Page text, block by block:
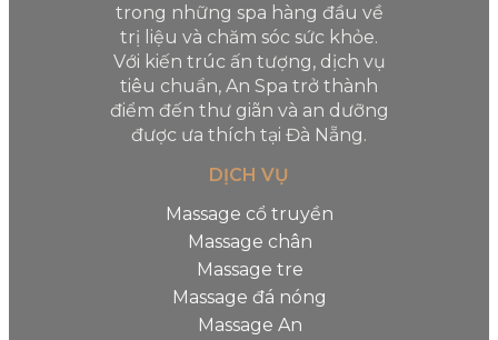
trong những spa hàng đầu về
trị liệu và chăm sóc sức khỏe.
Với kiến trúc ấn tượng, dịch vụ
tiêu chuẩn, An Spa trở thành
điểm đến thư giãn và an dưỡng
được ưa thích tại Đà Nẵng.
DỊCH VỤ
Massage cổ truyền
Massage chân
Massage tre
Massage đá nóng
Massage An